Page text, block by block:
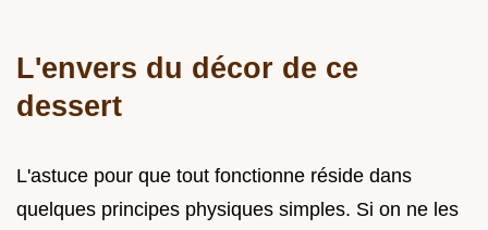
L'envers du décor de ce
dessert
L'astuce pour que tout fonctionne réside dans
quelques principes physiques simples. Si on ne les